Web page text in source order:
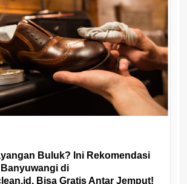
Buluk? Ini Rekomendasi
di
Bisa Gratis Antar Jemput!